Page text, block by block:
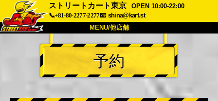
ストリートカート東京
OPEN 10:00-22:00
📞+81-80-2277-2277📧 shina@kart.st
MENU/他店舗
トップ
概要 車両 価格
会社 予約
予約